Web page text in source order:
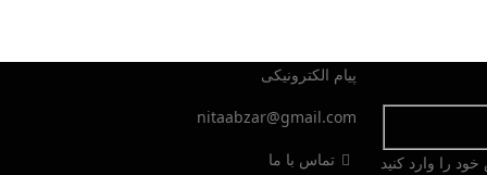
را وارد کنید
پیام الکترونیکی
nitaabzar@gmail.com
تماس با ما